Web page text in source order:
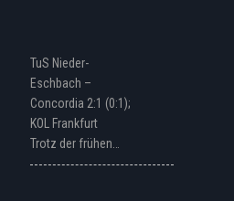
TuS Nieder-
Eschbach –
Concordia 2:1 (0:1);
KOL Frankfurt
Trotz der frühen…